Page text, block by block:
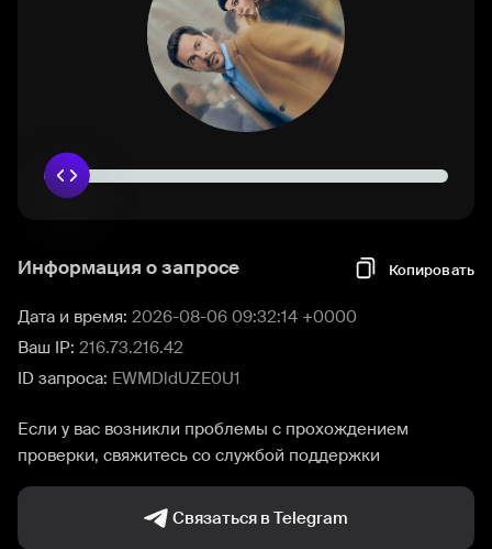
Информация о запросе Копировать
Дата и время: 2026-08-06 09:32:14 +0000
Ваш IP: 216.73.216.42
ID запроса: EWMDldUZE0U1
Если у вас возникли проблемы с прохождением
проверки, свяжитесь со службой поддержки
Связаться в Telegram